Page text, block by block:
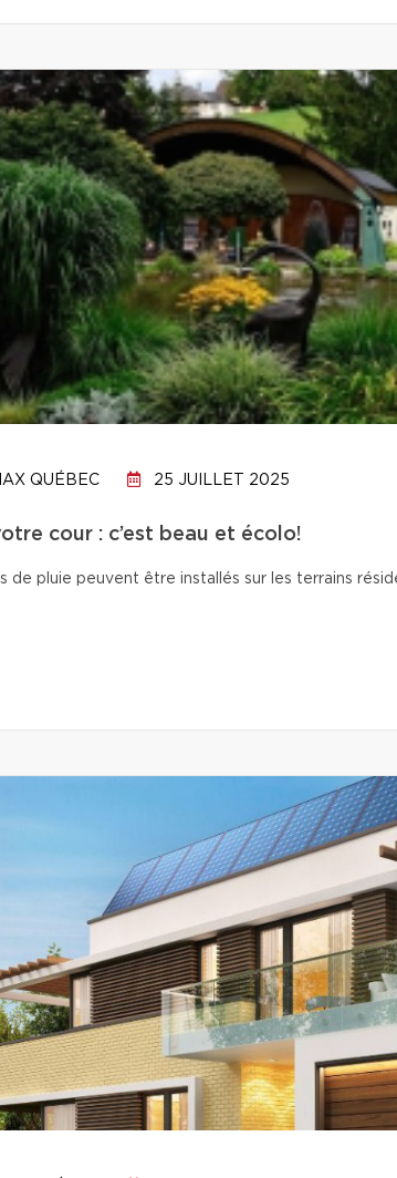
QUÉBEC 25 JUILLET 2025
cour : c’est beau et écolo!
de pluie peuvent être installés sur les terrains